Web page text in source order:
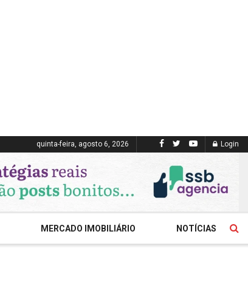
quinta-feira, agosto 6, 2026 Login
MERCADO IMOBILIÁRIO NOTÍCIAS